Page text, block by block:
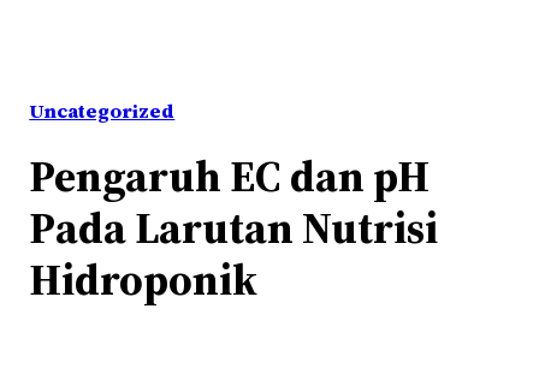
Uncategorized
Pengaruh EC dan pH
Pada Larutan Nutrisi
Hidroponik